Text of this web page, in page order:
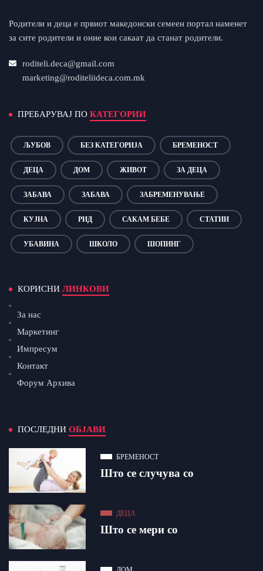
Родители и деца е првиот македонски семеен портал наменет
за сите родители и оние кои сакаат да станат родители.
roditeli.deca@gmail.com
marketing@roditeliideca.com.mk
ПРЕБАРУВАЈ ПО КАТЕГОРИИ
ЉУБОВ БЕЗ КАТЕГОРИЈА БРЕМЕНОСТ
ДЕЦА ДОМ ЖИВОТ ЗА ДЕЦА
ЗАБАВА ЗАБАВА ЗАБРЕМЕНУВАЊЕ
КУЈНА РИД САКАМ БЕБЕ СТАТИИ
УБАВИНА ШКОЛО ШОПИНГ
КОРИСНИ ЛИНКОВИ
За нас
Маркетинг
Импресум
Контакт
Форум Архива
ПОСЛЕДНИ ОБЈАВИ
БРЕМЕНОСТ
Што се случува со
ДЕЦА
Што се мери со